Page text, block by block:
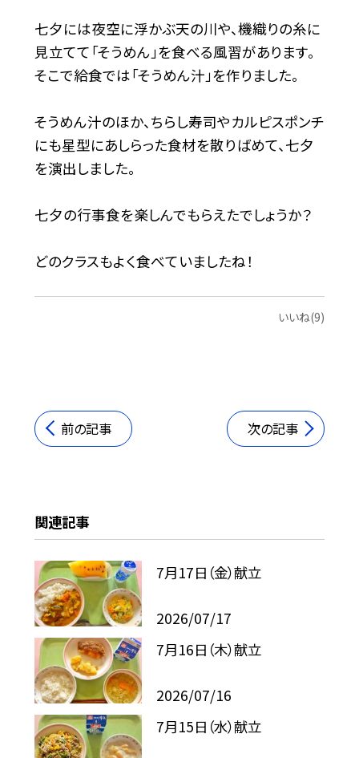
七夕には夜空に浮かぶ天の川や、機織りの糸に
見立てて「そうめん」を食べる風習があります。
そこで給食では「そうめん汁」を作りました。
そうめん汁のほか、ちらし寿司やカルピスポンチ
にも星型にあしらった食材を散りばめて、七夕
を演出しました。
七夕の行事食を楽しんでもらえたでしょうか？
どのクラスもよく食べていましたね！
いいね(9)
前の記事 次の記事
関連記事
7月17日（金）献立
2026/07/17
7月16日（木）献立
2026/07/16
7月15日（水）献立